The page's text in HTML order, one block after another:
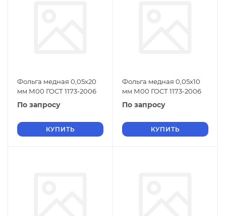
Фольга медная 0,05х20
мм М00 ГОСТ 1173-2006
По запросу
КУПИТЬ
Фольга медная 0,05х10
мм М00 ГОСТ 1173-2006
По запросу
КУПИТЬ